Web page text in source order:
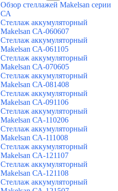
Обзор стеллажей Makelsan серии
СА
Cтеллаж аккумуляторный
Makelsan СА-060607
Cтеллаж аккумуляторный
Makelsan СА-061105
Cтеллаж аккумуляторный
Makelsan СА-070605
Cтеллаж аккумуляторный
Makelsan СА-081408
Cтеллаж аккумуляторный
Makelsan СА-091106
Cтеллаж аккумуляторный
Makelsan СА-110206
Cтеллаж аккумуляторный
Makelsan СА-111008
Cтеллаж аккумуляторный
Makelsan СА-121107
Cтеллаж аккумуляторный
Makelsan СА-121108
Cтеллаж аккумуляторный